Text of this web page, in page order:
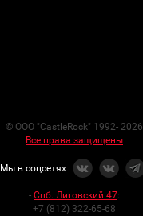
© ООО "CastleRock" 1992- 2026
Все права защищены
Мы в соцсетях
- Спб. Лиговский 47:
+7 (812) 322-65-68